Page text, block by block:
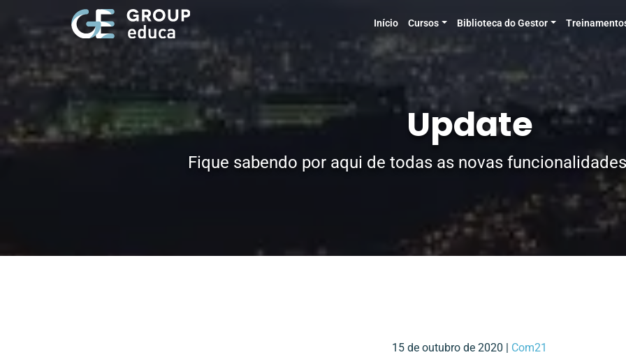
Início Cursos Biblioteca do Gestor
Update
Fique sabendo por aqui de todas as novas
15 de outubro de 2020 | Com21